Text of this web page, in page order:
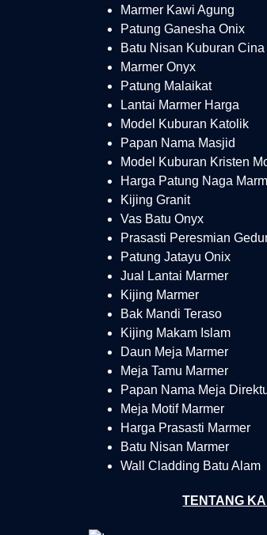
Marmer Kawi Agung
Patung Ganesha Onix
Batu Nisan Kuburan Cina
Marmer Onyx
Patung Malaikat
Lantai Marmer Harga
Model Kuburan Katolik
Papan Nama Masjid
Model Kuburan Kristen
Harga Patung Naga
Kijing Granit
Vas Batu Onyx
Prasasti Peresmian
Patung Jatayu Onix
Jual Lantai Marmer
Kijing Marmer
Bak Mandi Teraso
Kijing Makam Islam
Daun Meja Marmer
Meja Tamu Marmer
Papan Nama Meja
Meja Motif Marmer
Harga Prasasti Marmer
Batu Nisan Marmer
Wall Cladding Batu Alam
TENTANG